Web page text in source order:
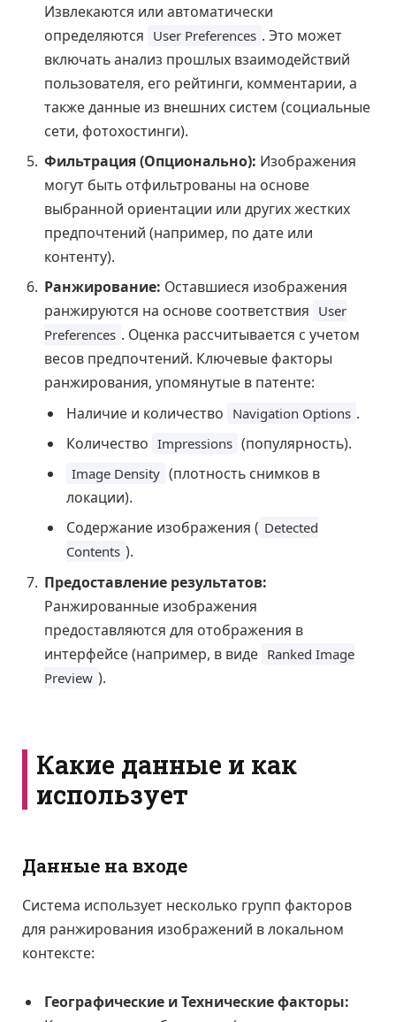
Извлекаются или автоматически
определяются User Preferences . Это может
включать анализ прошлых взаимодействий
пользователя, его рейтинги, комментарии, а
также данные из внешних систем (социальные
сети, фотохостинги).
Фильтрация (Опционально): Изображения
могут быть отфильтрованы на основе
выбранной ориентации или других жестких
предпочтений (например, по дате или
контенту).
Ранжирование: Оставшиеся изображения
ранжируются на основе соответствия User
Preferences . Оценка рассчитывается с учетом
весов предпочтений. Ключевые факторы
ранжирования, упомянутые в патенте:
Наличие и количество Navigation Options .
Количество Impressions (популярность).
Image Density (плотность снимков в
локации).
Содержание изображения ( Detected
Contents ).
Предоставление результатов:
Ранжированные изображения
предоставляются для отображения в
интерфейсе (например, в виде Ranked Image
Preview ).
Какие данные и как
использует
Данные на входе
Система использует несколько групп факторов
для ранжирования изображений в локальном
контексте:
Географические и Технические факторы: